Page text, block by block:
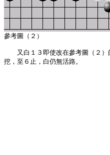
又白１３即使改在參考圖（２）
挖，至６止，白仍無活路。